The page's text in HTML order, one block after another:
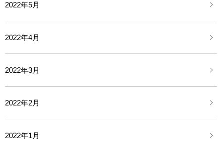
2022年5月
2022年4月
2022年3月
2022年2月
2022年1月